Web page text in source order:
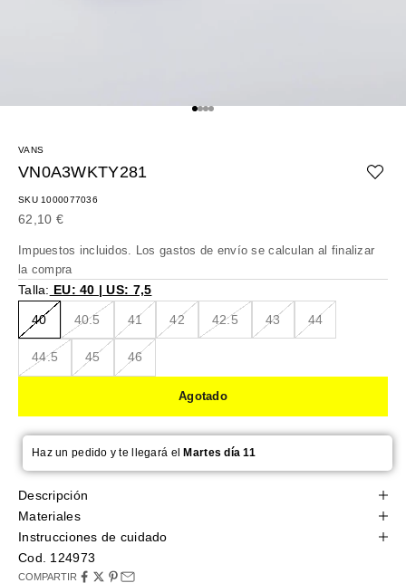
Ir al artículo 1
Ir al artículo 2
Ir al artículo 3
Ir al artículo 4
VANS
VN0A3WKTY281
SKU 1000077036
Precio de oferta
62,10 €
Impuestos incluidos. Los gastos de envío se calculan al finalizar
la compra
Talla: EU: 40 | US: 7,5
40 40.5 41 42 42.5 43 44
44.5 45 46
Agotado
Haz un pedido y te llegará elMartes día 11
Descripción
Materiales
Instrucciones de cuidado
Cod. 124973
COMPARTIR